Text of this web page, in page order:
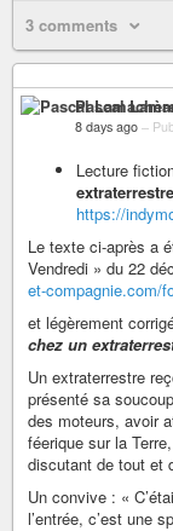
3 comments
Pascal
8 days ago –
Lecture
extraterrestre_
https://
Le texte ci-après a
Vendredi » du 22
et-compagnie.com/
et légèrement
chez un
Un extraterrestre
présenté sa
des moteurs, avoir
féerique sur la
discutant de tout et
Un convive : «
l’entrée, c’est une